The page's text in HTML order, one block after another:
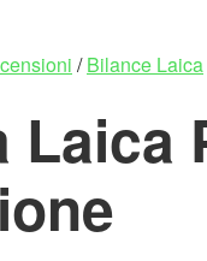
/ Bilance Laica